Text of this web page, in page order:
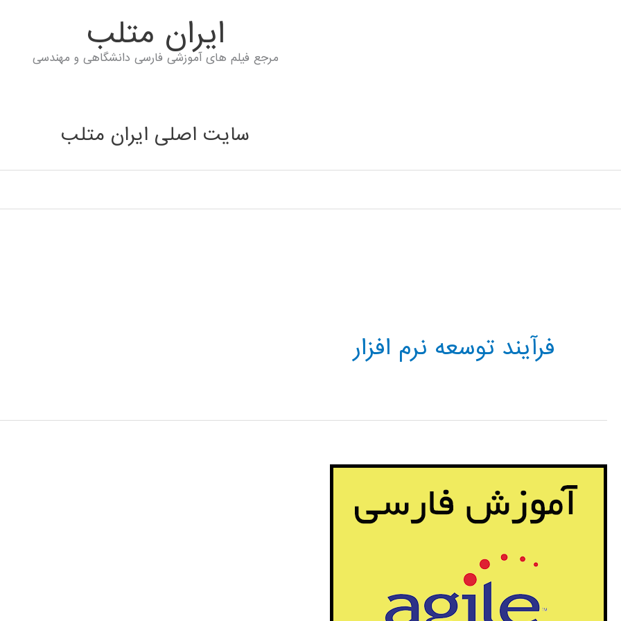
ايران متلب
مرجع فیلم های آموزشی فارسی دانشگاهی و مهندسی
سایت اصلی ایران متلب
فرآیند توسعه نرم افزار